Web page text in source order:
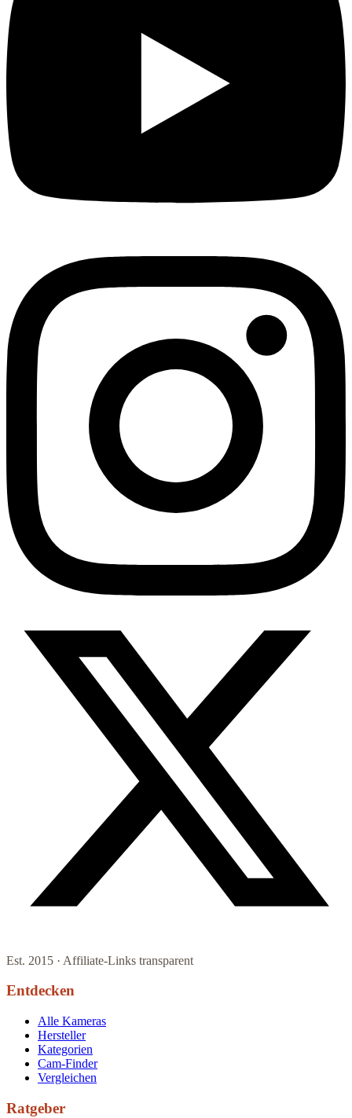
Est. 2015 · Affiliate-Links transparent
Entdecken
Alle Kameras
Hersteller
Kategorien
Cam-Finder
Vergleichen
Ratgeber